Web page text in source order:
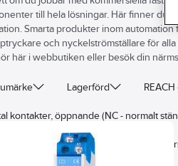
till hela lösningar. Här finner du
Smarta produkter inom
och nyckelströmställare för
här i webbutiken eller besök din
Lagerförd
kontakter, öppnande (NC - normalt
Frekvens